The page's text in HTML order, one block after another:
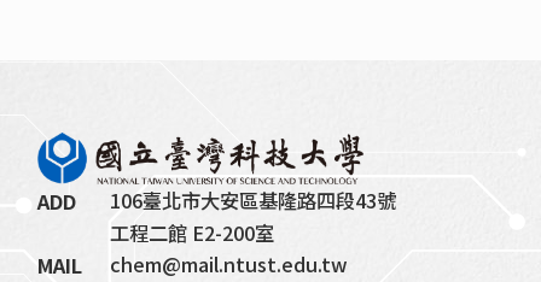
ADD
106臺北市大安區基隆路四段43號
工程二館 E2-200室
MAIL
chem@mail.ntust.edu.tw